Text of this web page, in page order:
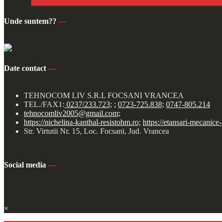
Unde suntem?? —
Date contact —
TEHNOCOM LIV S.R.L FOCSANI VRANCEA
TEL./FAX1: 0237/233.723; ; 0723-725.838; 0747-805.214
tehnocomliv2005@gmail.com;
https://nichelina-kanthal-resistohm.ro; https://etansari-
Str. Virtutii Nr. 15, Loc. Focsani, Jud. Vrancea
Social media —
×